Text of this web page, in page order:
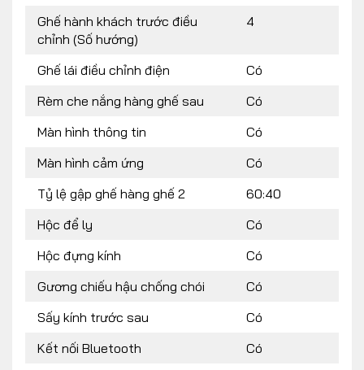
Ghế hành khách trước điều
chỉnh (Số hướng)
4
Ghế lái điều chỉnh điện
Có
Rèm che nắng hàng ghế sau
Có
Màn hình thông tin
Có
Màn hình cảm ứng
Có
Tỷ lệ gập ghế hàng ghế 2
60:40
Hộc để ly
Có
Hộc đựng kính
Có
Gương chiếu hậu chống chói
Có
Sấy kính trước sau
Có
Kết nối Bluetooth
Có